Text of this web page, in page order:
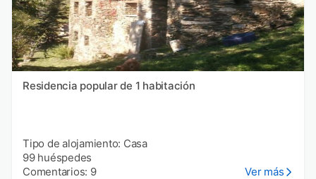
Residencia popular de 1 habitación
Tipo de alojamiento: Casa
99 huéspedes
Comentarios: 9
Ver más